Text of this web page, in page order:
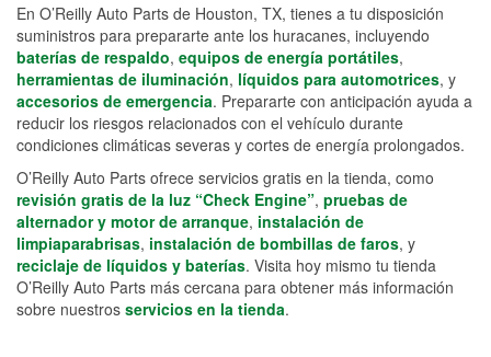
En O’Reilly Auto Parts de Houston, TX, tienes a tu disposición
suministros para prepararte ante los huracanes, incluyendo
baterías de respaldo, equipos de energía portátiles,
herramientas de iluminación, líquidos para automotrices, y
accesorios de emergencia. Prepararte con anticipación ayuda a
reducir los riesgos relacionados con el vehículo durante
condiciones climáticas severas y cortes de energía prolongados.
O’Reilly Auto Parts ofrece servicios gratis en la tienda, como
revisión gratis de la luz “Check Engine”, pruebas de
alternador y motor de arranque, instalación de
limpiaparabrisas, instalación de bombillas de faros, y
reciclaje de líquidos y baterías. Visita hoy mismo tu tienda
O’Reilly Auto Parts más cercana para obtener más información
sobre nuestros servicios en la tienda.